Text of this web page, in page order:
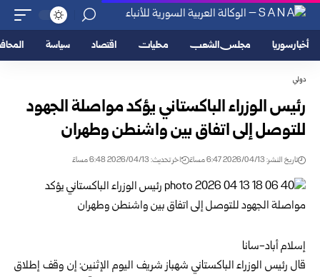
أخبار سوريا مجلس الشعب محليات اقتصاد سياسة
دولي
رئيس الوزراء الباكستاني يؤكد مواصلة الجهود
للتوصل إلى اتفاق بين واشنطن وطهران
تاريخ النشر: 2026/04/13 6:47 مساءً اخر تحديث: 2026/04/13 6:48 مساءً
إسلام أباد-سانا
قال رئيس الوزراء الباكستاني شهباز شريف اليوم الإثنين: إن وقف إطلاق